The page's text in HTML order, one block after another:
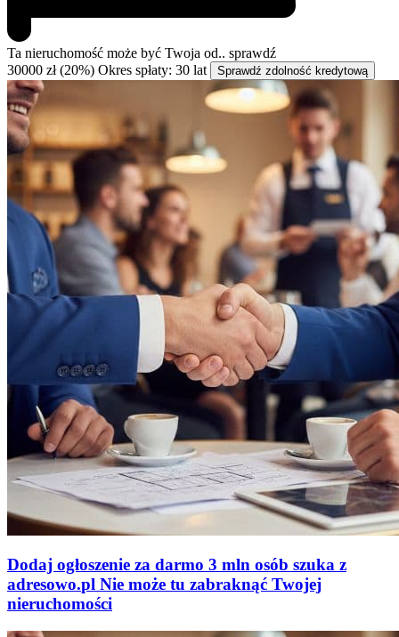
Ta nieruchomość może być Twoja od.. sprawdź
30000 zł (20%) Okres spłaty: 30 lat Sprawdź zdolność kredytową
Dodaj ogłoszenie za darmo 3 mln osób szuka z
adresowo.pl Nie może tu zabraknąć Twojej
nieruchomości